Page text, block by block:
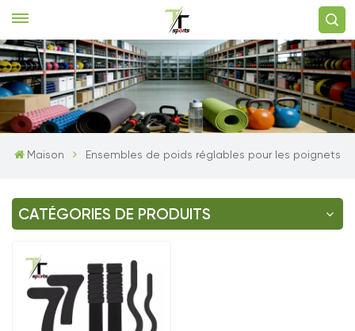
Maison Ensembles de poids réglables pour les poignets
CATÉGORIES DE PRODUITS